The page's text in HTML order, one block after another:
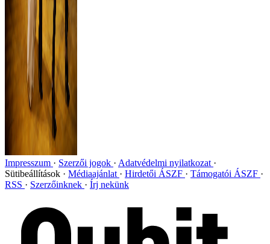
Impresszum Szerzői jogok
Adatvédelmi nyilatkozat
Sütibeállítások
Médiaajánlat Hirdetői ÁSZF
Támogatói ÁSZF
RSS
Szerzőinknek Írj nekünk